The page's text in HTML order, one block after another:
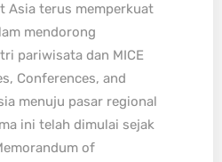
Asia terus memperkuat
mendorong
pariwisata dan MICE
Conferences, and
menuju pasar regional
ini telah dimulai sejak
of